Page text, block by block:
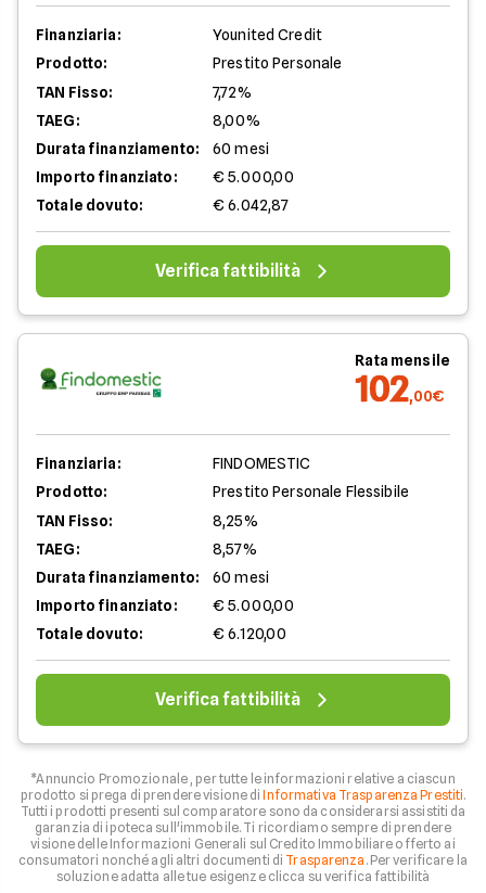
Finanziaria:
Younited Credit
Prodotto:
Prestito Personale
TAN Fisso:
7,72%
TAEG:
8,00%
Durata finanziamento:
60 mesi
Importo finanziato:
€ 5.000,00
Totale dovuto:
€ 6.042,87
Verifica fattibilità
Rata mensile
102,00€
Finanziaria:
FINDOMESTIC
Prodotto:
Prestito Personale Flessibile
TAN Fisso:
8,25%
TAEG:
8,57%
Durata finanziamento:
60 mesi
Importo finanziato:
€ 5.000,00
Totale dovuto:
€ 6.120,00
Verifica fattibilità
*Annuncio Promozionale , per tutte le informazioni relative a ciascun
prodotto si prega di prendere visione diInformativa Trasparenza Prestiti.
Tutti i prodotti presenti sul comparatore sono da considerarsi assistiti da
garanzia di ipoteca sull'immobile. Ti ricordiamo sempre di prendere
visione delle Informazioni Generali sul Credito Immobiliare offerto ai
consumatori nonché agli altri documenti di Trasparenza . Per verificare la
soluzione adatta alle tue esigenze clicca su verifica fattibilità